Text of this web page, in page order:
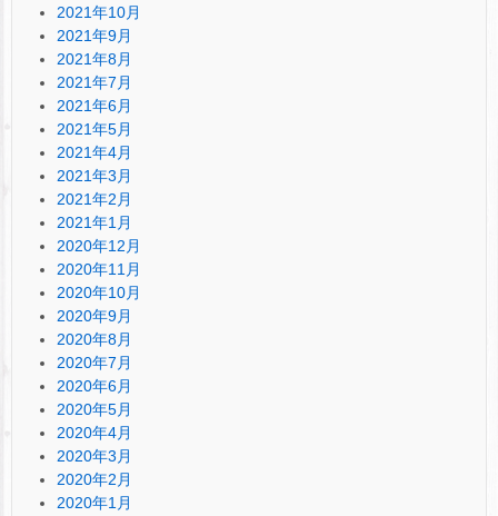
2021年10月
2021年9月
2021年8月
2021年7月
2021年6月
2021年5月
2021年4月
2021年3月
2021年2月
2021年1月
2020年12月
2020年11月
2020年10月
2020年9月
2020年8月
2020年7月
2020年6月
2020年5月
2020年4月
2020年3月
2020年2月
2020年1月